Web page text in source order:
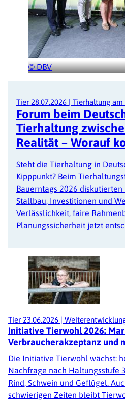
© DBV
Tier 28.07.2026 | Tierhaltung
Forum beim
Tierhaltung
Realität – Worauf
Steht die Tierhaltung in
Kipppunkt? Beim
Bauerntags 2026
Stallbau, Investitionen und
Verlässlichkeit, faire
Planungssicherheit jetzt
Tier 23.06.2026 |
Initiative Tierwohl 2026:
Verbraucherakzeptanz und
Die Initiative Tierwohl wächst:
Nachfrage nach Haltungsstufe
Rind, Schwein und Geflügel.
schwierigen Zeiten bleibt